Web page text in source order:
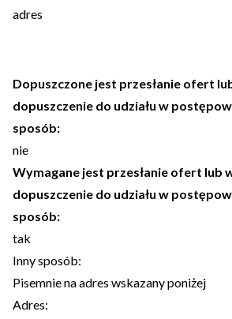
adres
Dopuszczone jest przesłanie ofert
dopuszczenie do udziału w
sposób:
nie
Wymagane jest przesłanie ofert lub
dopuszczenie do udziału w
sposób:
tak
Inny sposób:
Pisemnie na adres wskazany poniżej
Adres: